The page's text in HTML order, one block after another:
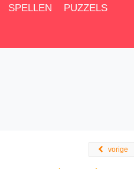
SPELLEN PUZZELS
vorige